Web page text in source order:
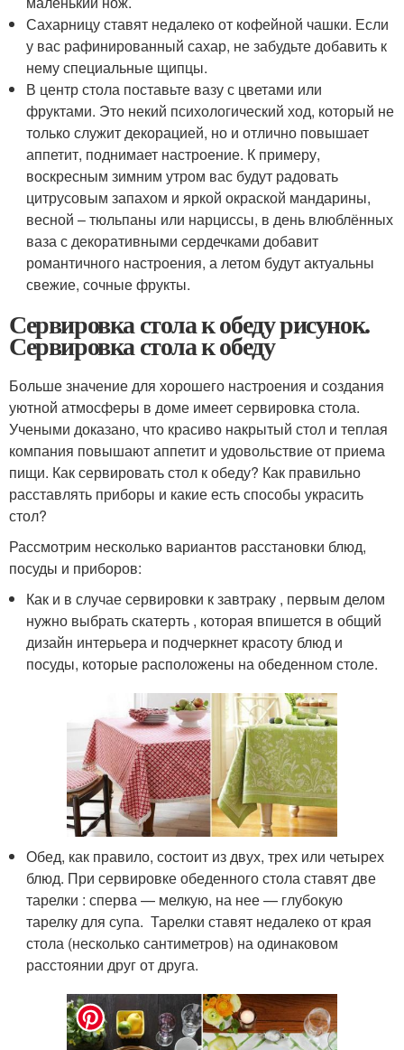
Сахарницу ставят недалеко от кофейной чашки. Если
у вас рафинированный сахар, не забудьте добавить к
нему специальные щипцы.
В центр стола поставьте вазу с цветами или
фруктами. Это некий психологический ход, который не
только служит декорацией, но и отлично повышает
аппетит, поднимает настроение. К примеру,
воскресным зимним утром вас будут радовать
цитрусовым запахом и яркой окраской мандарины,
весной – тюльпаны или нарциссы, в день влюблённых
ваза с декоративными сердечками добавит
романтичного настроения, а летом будут актуальны
свежие, сочные фрукты.
Сервировка стола к обеду рисунок.
Сервировка стола к обеду
Больше значение для хорошего настроения и создания
уютной атмосферы в доме имеет сервировка стола.
Учеными доказано, что красиво накрытый стол и теплая
компания повышают аппетит и удовольствие от приема
пищи. Как сервировать стол к обеду? Как правильно
расставлять приборы и какие есть способы украсить
стол?
Рассмотрим несколько вариантов расстановки блюд,
посуды и приборов:
Как и в случае сервировки к завтраку , первым делом
нужно выбрать скатерть , которая впишется в общий
дизайн интерьера и подчеркнет красоту блюд и
посуды, которые расположены на обеденном столе.
Обед, как правило, состоит из двух, трех или четырех
блюд. При сервировке обеденного стола ставят две
тарелки : сперва — мелкую, на нее — глубокую
тарелку для супа. Тарелки ставят недалеко от края
стола (несколько сантиметров) на одинаковом
расстоянии друг от друга.